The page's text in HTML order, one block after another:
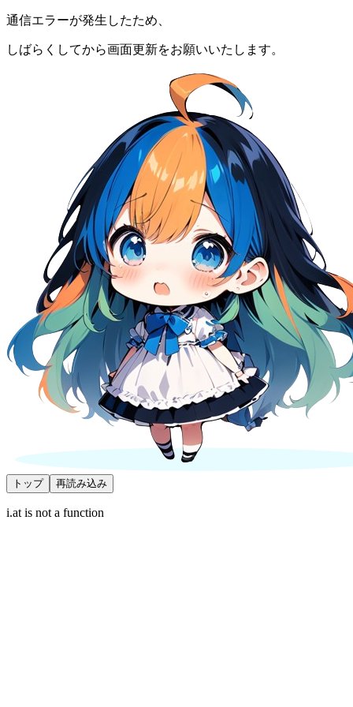
通信エラーが発生したため、
しばらくしてから画面更新をお願いいたします。
トップ 再読み込み
i.at is not a function